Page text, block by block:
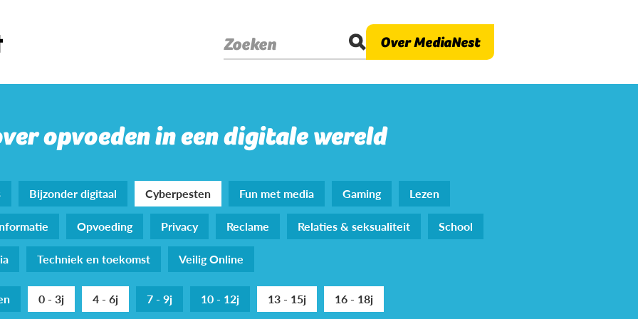
Zoeken Over MediaNest
opvoeden in een digitale wereld
Bijzonder digitaal Cyberpesten Fun met media Gaming
Lezen
Opvoeding Privacy Reclame Relaties & seksualiteit
School
Techniek en toekomst Veilig Online
0 - 3j 4 - 6j 7 - 9j 10 - 12j 13 - 15j 16 - 18j